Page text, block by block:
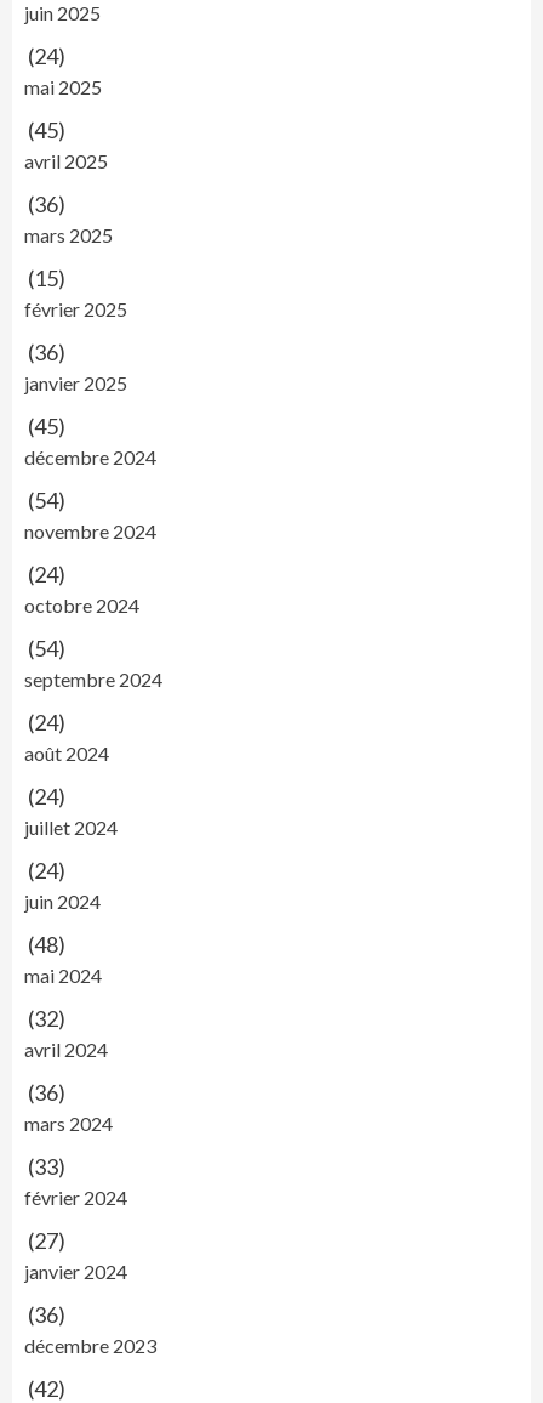
juin 2025
(24)
mai 2025
(45)
avril 2025
(36)
mars 2025
(15)
février 2025
(36)
janvier 2025
(45)
décembre 2024
(54)
novembre 2024
(24)
octobre 2024
(54)
septembre 2024
(24)
août 2024
(24)
juillet 2024
(24)
juin 2024
(48)
mai 2024
(32)
avril 2024
(36)
mars 2024
(33)
février 2024
(27)
janvier 2024
(36)
décembre 2023
(42)